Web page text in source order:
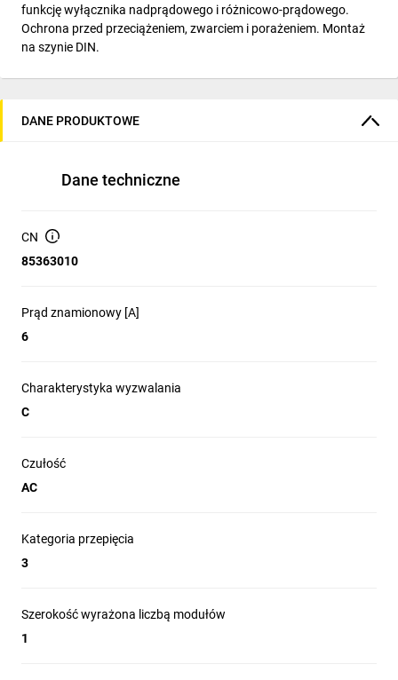
funkcję wyłącznika nadprądowego i różnicowo-prądowego.
Ochrona przed przeciążeniem, zwarciem i porażeniem. Montaż
na szynie DIN.
DANE PRODUKTOWE
Dane techniczne
CN
85363010
Prąd znamionowy [A]
6
Charakterystyka wyzwalania
C
Czułość
AC
Kategoria przepięcia
3
Szerokość wyrażona liczbą modułów
1